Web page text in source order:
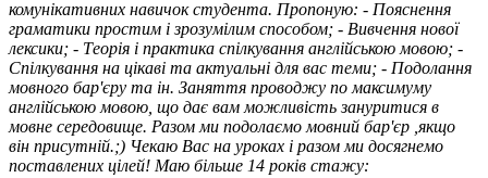
комунікативних навичок студента. Пропоную: - Пояснення
граматики простим і зрозумілим способом; - Вивчення нової
лексики; - Tеорія і практика спілкування англійською мовою; -
Спілкування на цікаві та актуальні для вас теми; - Подолання
мовного бар'єру та ін. Заняття проводжу по максимуму
англійською мовою, що дає вам можливість зануритися в
мовне середовище. Разом ми подолаємо мовний бар'єр ,якщо
він присутній.;) Чекаю Вас на уроках і разом ми досягнемо
поставлених цілей! Маю більше 14 років стажу: